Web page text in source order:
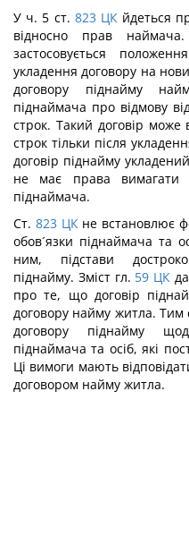
У ч. 5 ст. 823 ЦК йдеться
відносно прав
застосовується
укладення договору на
договору піднайму
піднаймача про відмову
строк. Такий договір
строк тільки після
договір піднайму
не має права вимагати
піднаймача.
Ст. 823 ЦКне встановлює
обов´язки піднаймача та
ним, підстави
піднайму. Зміст гл. 59 ЦК
про те, що договір
договору найму житла.
договору піднайму
піднаймача та осіб, які
Ці вимоги мають
договором найму житла.